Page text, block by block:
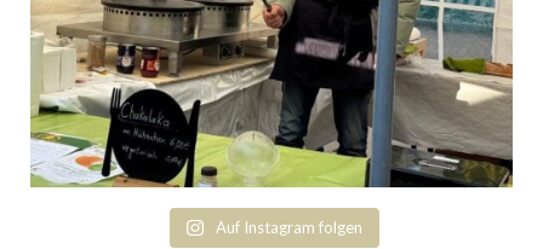
Auf Instagram folgen